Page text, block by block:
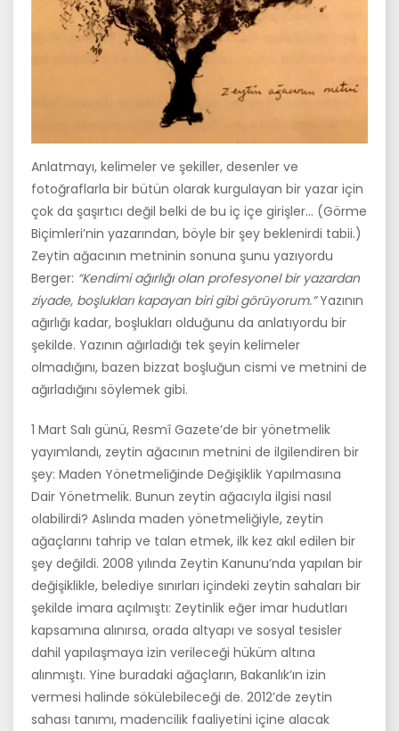
Anlatmayı, kelimeler ve şekiller, desenler ve
fotoğraflarla bir bütün olarak kurgulayan bir yazar için
çok da şaşırtıcı değil belki de bu iç içe girişler… (Görme
Biçimleri’nin yazarından, böyle bir şey beklenirdi tabii.)
Zeytin ağacının metninin sonuna şunu yazıyordu
Berger: “Kendimi ağırlığı olan profesyonel bir yazardan
ziyade, boşlukları kapayan biri gibi görüyorum.”Yazının
ağırlığı kadar, boşlukları olduğunu da anlatıyordu bir
şekilde. Yazının ağırladığı tek şeyin kelimeler
olmadığını, bazen bizzat boşluğun cismi ve metnini de
ağırladığını söylemek gibi.
1 Mart Salı günü, Resmî Gazete’de bir yönetmelik
yayımlandı, zeytin ağacının metnini de ilgilendiren bir
şey: Maden Yönetmeliğinde Değişiklik Yapılmasına
Dair Yönetmelik. Bunun zeytin ağacıyla ilgisi nasıl
olabilirdi? Aslında maden yönetmeliğiyle, zeytin
ağaçlarını tahrip ve talan etmek, ilk kez akıl edilen bir
şey değildi. 2008 yılında Zeytin Kanunu’nda yapılan bir
değişiklikle, belediye sınırları içindeki zeytin sahaları bir
şekilde imara açılmıştı: Zeytinlik eğer imar hudutları
kapsamına alınırsa, orada altyapı ve sosyal tesisler
dahil yapılaşmaya izin verileceği hüküm altına
alınmıştı. Yine buradaki ağaçların, Bakanlık’ın izin
vermesi halinde sökülebileceği de. 2012’de zeytin
sahası tanımı, madencilik faaliyetini içine alacak